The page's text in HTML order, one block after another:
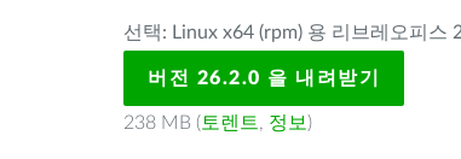
선택: Linux x64 (rpm) 용 리브레오피스
버전 26.2.0 을 내려받기
238 MB ( 토렌트, 정보 )